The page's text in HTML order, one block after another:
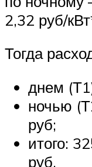
2,32 руб/
Тогда
днем
ночью
руб;
итого:
руб.